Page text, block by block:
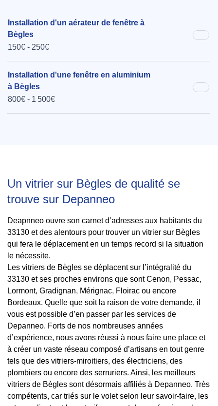
Installation d'un aérateur de fenêtre à
Bègles
150€ - 250€
Installation d'une fenêtre en aluminium
à Bègles
800€ - 1 500€
Un vitrier sur Bègles de qualité se
trouve sur Depanneo
Deapnneo ouvre son carnet d’adresses aux habitants du
33130 et des alentours pour trouver un vitrier sur Bègles
qui fera le déplacement en un temps record si la situation
le nécessite.
Les vitriers de Bègles se déplacent sur l’intégralité du
33130 et ses proches environs que sont Cenon, Pessac,
Lormont, Gradignan, Mérignac, Floirac ou encore
Bordeaux. Quelle que soit la raison de votre demande, il
vous est possible d’en passer par les services de
Depanneo. Forts de nos nombreuses années
d’expérience, nous avons réussi à nous faire une place et
à créer un vaste réseau composé d’artisans en tout genre
tels que des vitriers-miroitiers, des électriciens, des
plombiers ou encore des serruriers. Ainsi, les meilleurs
vitriers de Bègles sont désormais affiliés à Depanneo. Très
compétents, car triés sur le volet selon leur savoir-faire, les